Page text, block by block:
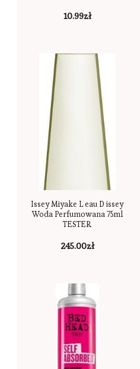
10.99zł
Issey Miyake L eau D issey
Woda Perfumowana 75ml
TESTER
245.00zł